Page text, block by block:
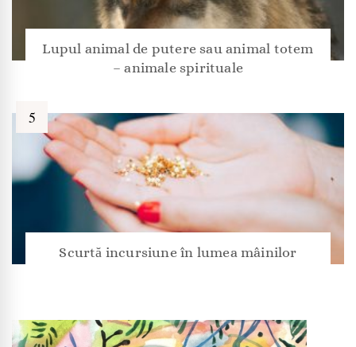
Lupul animal de putere sau animal totem
– animale spirituale
Scurtă incursiune în lumea mâinilor